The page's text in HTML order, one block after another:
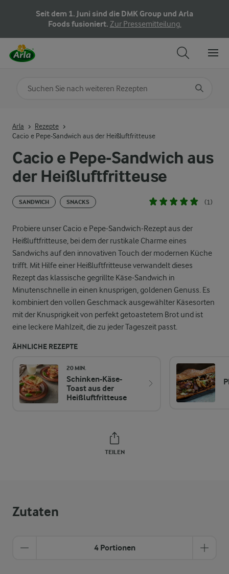
Seit dem 1. Juni sind die DMK Group und Arla
Foods fusioniert. Zur Pressemitteilung.
Cacio e Pepe-Sandwich aus
der Heißluftfritteuse
SANDWICH SNACKS (1)
Probiere unser Cacio e Pepe-Sandwich-Rezept aus der
Heißluftfritteuse, bei dem der rustikale Charme eines
Sandwichs auf den innovativen Touch der modernen Küche
trifft. Mit Hilfe einer Heißluftfritteuse verwandelt dieses
Rezept das klassische gegrillte Käse-Sandwich in
Minutenschnelle in einen knusprigen, goldenen Genuss. Es
kombiniert den vollen Geschmack ausgewählter Käsesorten
mit der Knusprigkeit von perfekt getoastetem Brot und ist
eine leckere Mahlzeit, die zu jeder Tageszeit passt.
ÄHNLICHE REZEPTE
20 MIN.
Schinken-Käse-
Toast aus der
Heißluftfritteuse
TEILEN
Arla
Rezepte
Cacio e Pepe-Sandwich aus der Heißluftfritteuse
Zutaten
4 Portionen
Nach Kategorie suchen